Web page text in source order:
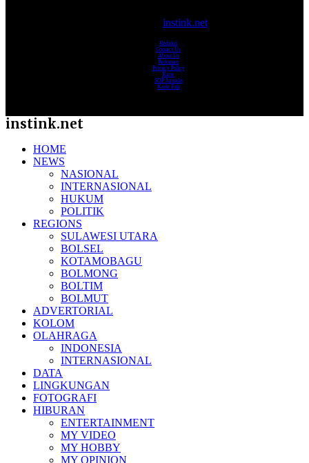
instink.net
Redaksi
Contact Us
About Us
Pedoman
Privacy Policy
Karir
SOP Jurnalis
Kode Etik
instink.net
HOME
NEWS
NASIONAL
INTERNASIONAL
HUKUM
POLITIK
REGIONS
SULAWESI UTARA
BOLSEL
KOTAMOBAGU
BOLMONG
BOLTIM
BOLMUT
ADVERTORIAL
KOLOM
OLAHRAGA
INDONESIA
INTERNASIONAL
DATA
LINGKUNGAN
FOTOGRAFI
HIBURAN
ENTERTAINMENT
MY VIDEO
MY HOBBY
MY OPINION